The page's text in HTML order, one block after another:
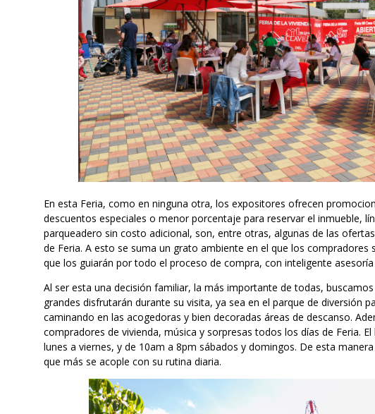
En esta Feria, como en ninguna otra, los expositores ofrecen
descuentos especiales o menor porcentaje para reservar el inmueble,
parqueadero sin costo adicional, son, entre otras, algunas de las
de Feria. A esto se suma un grato ambiente en el que los
que los guiarán por todo el proceso de compra, con inteligente
Al ser esta una decisión familiar, la más importante de todas,
grandes disfrutarán durante su visita, ya sea en el parque de diversión
caminando en las acogedoras y bien decoradas áreas de descanso.
compradores de vivienda, música y sorpresas todos los días de Feria.
lunes a viernes, y de 10am a 8pm sábados y domingos. De esta
que más se acople con su rutina diaria.